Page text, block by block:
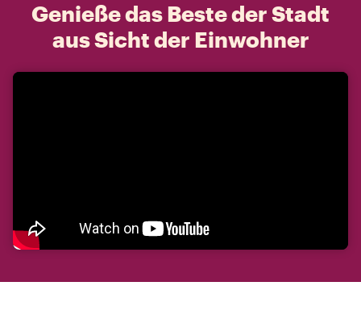
Genieße das Beste der Stadt
aus Sicht der Einwohner